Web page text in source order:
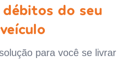
do seu
veículo
para você se livrar